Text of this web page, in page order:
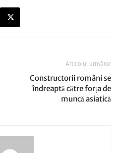
Articolul următor
Constructorii români se
îndreaptă către forța de
muncă asiatică